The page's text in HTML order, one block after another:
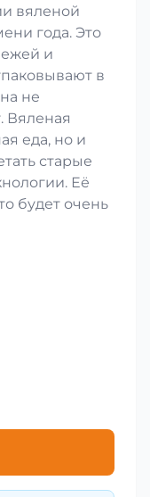
вяленой
года. Это
и
в
не
Вяленая
еда, но и
старые
Её
будет очень